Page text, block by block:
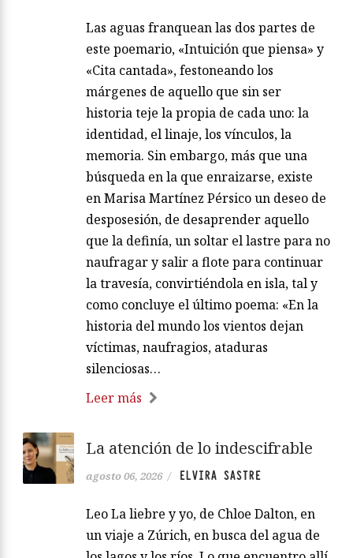
Las aguas franquean las dos partes de
este poemario, «Intuición que piensa» y
«Cita cantada», festoneando los
márgenes de aquello que sin ser
historia teje la propia de cada uno: la
identidad, el linaje, los vínculos, la
memoria. Sin embargo, más que una
búsqueda en la que enraizarse, existe
en Marisa Martínez Pérsico un deseo de
desposesión, de desaprender aquello
que la definía, un soltar el lastre para no
naufragar y salir a flote para continuar
la travesía, convirtiéndola en isla, tal y
como concluye el último poema: «En la
historia del mundo los vientos dejan
víctimas, naufragios, ataduras
silenciosas…
Leer más
La atención de lo indescifrable
agosto 06, 2026 / ELVIRA SASTRE
Leo La liebre y yo, de Chloe Dalton, en
un viaje a Zúrich, en busca del agua de